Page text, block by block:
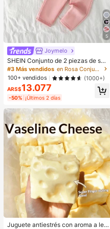
5
Joymelo
SHEIN Conjunto de 2 piezas de sud
adera con capucha y pantalones té
rmicos rosas suaves y cómodos co
n bordado lindo para bebé niña, oto
ño/invierno
#3 Más vendidos
en Rosa Conjuntos de sudadera y sudadera con capuc
100+ vendidos
(1000+)
ARS$13.077
-50% ¡Últimos 2 días
Juguete antiestrés con aroma a lec